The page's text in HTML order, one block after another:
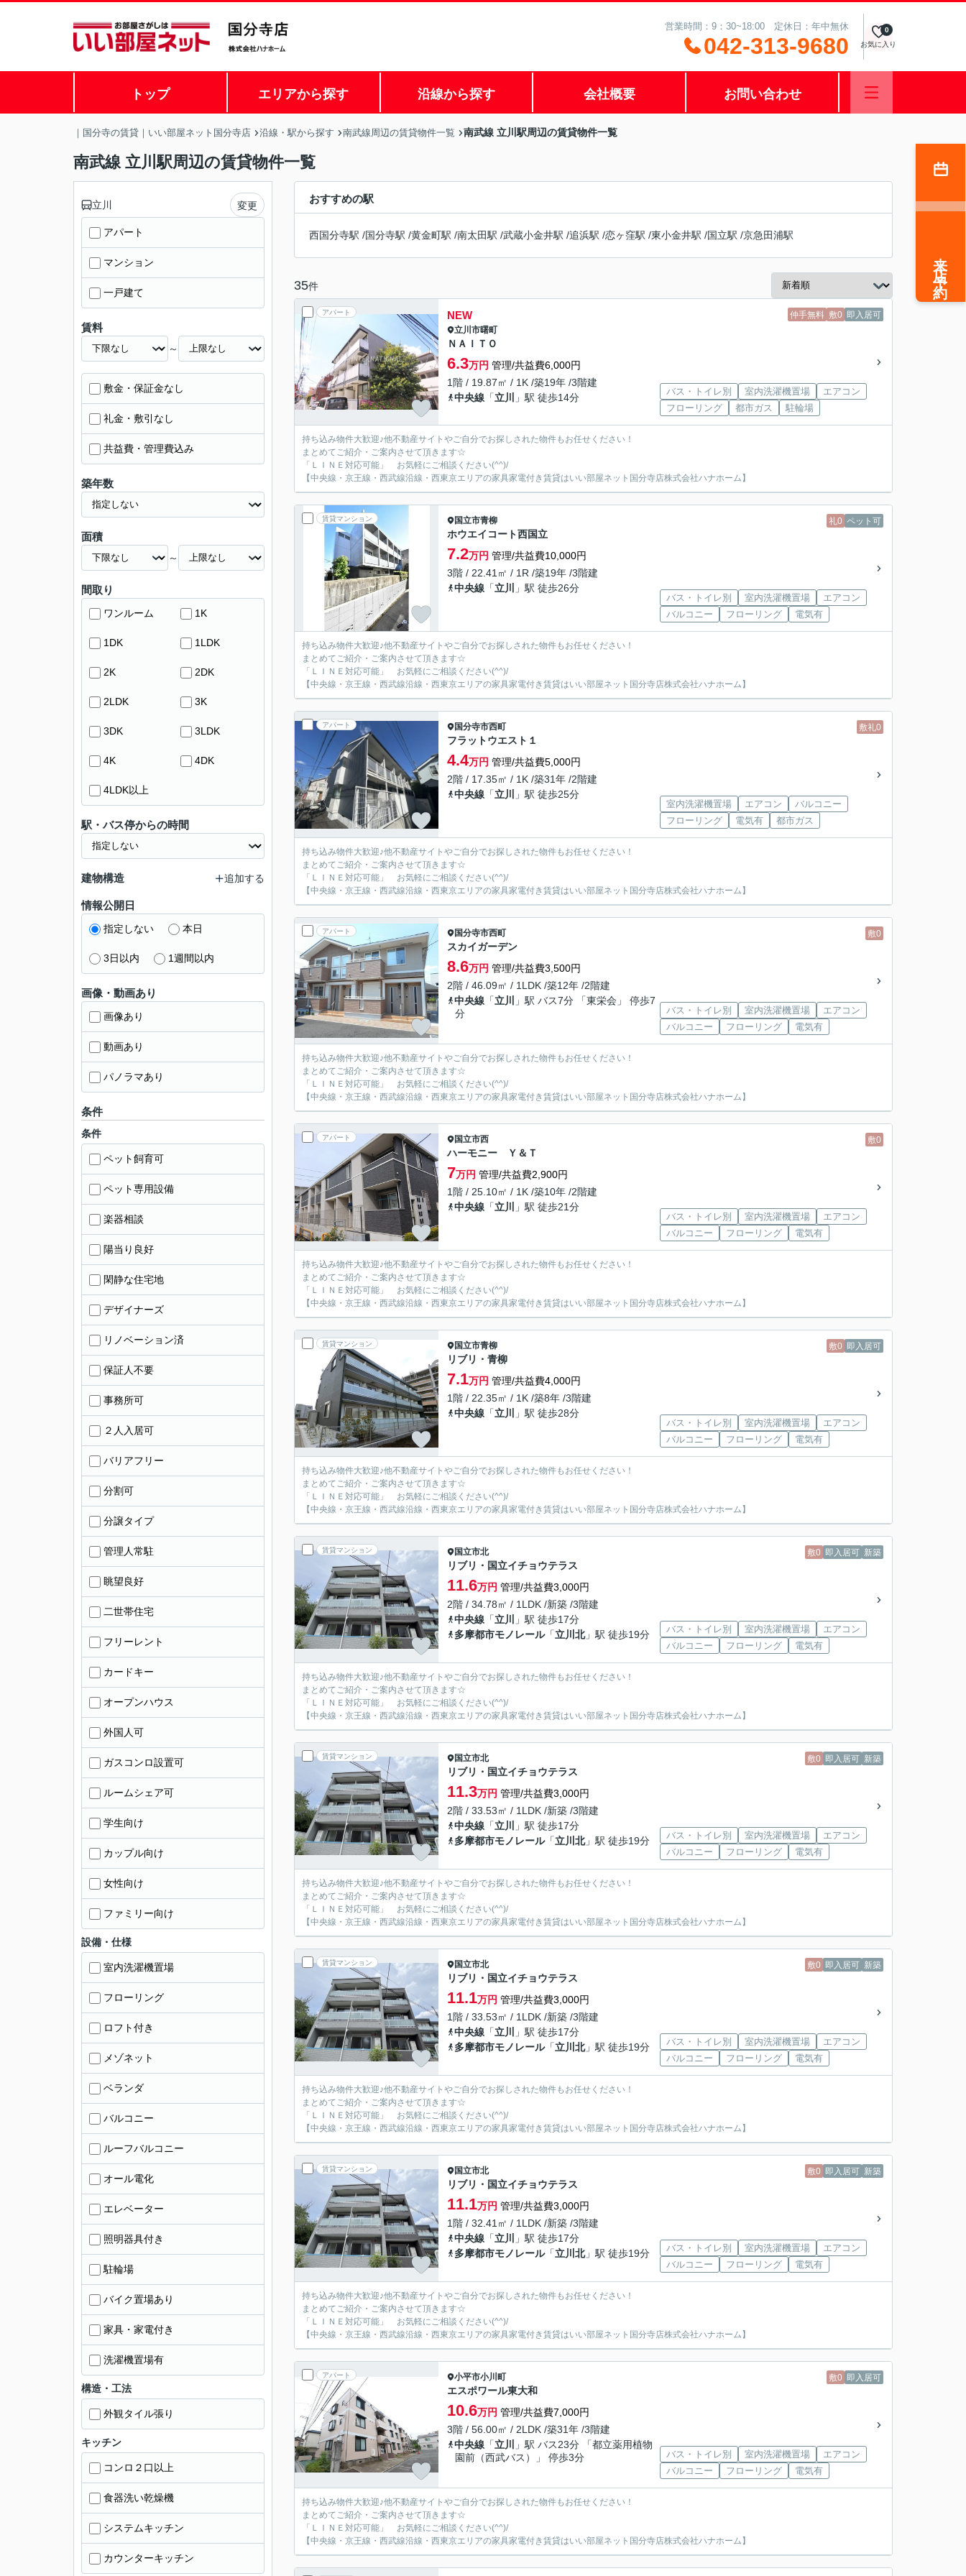
営業時間：9：30~18:00 定休日：年中無休
042-313-9680 お気に入り
0
トップ エリアから探す 沿線から探す 会社概要 お問い合わせ
｜国分寺の賃貸｜いい部屋ネット国分寺店 沿線・駅から探す 南武線周辺の賃貸物件一覧 南武線 立川駅周辺の賃貸物件一覧
南武線 立川駅周辺の賃貸物件一覧
おすすめの駅
西国分寺駅 /国分寺駅 /黄金町駅 /南太田駅 /武蔵小金井駅 /追浜駅 /恋ヶ窪駅 /東小金井駅 /国立駅 /京急田浦駅
35件
アパート 仲手無料 敷0 即入居可
NEW
立川市曙町
ＮＡＩＴＯ
6.3万円 管理/共益費6,000円
1階 / 19.87㎡ / 1K /築19年 /3階建
中央線 「立川 」駅 徒歩14分
バス・トイレ別 室内洗濯機置場
エアコン
フローリング
都市ガス 駐輪場
持ち込み物件大歓迎♪他不動産サイトやご自分でお探しされた物件もお任せください！
まとめてご紹介・ご案内させて頂きます☆
「ＬＩＮＥ対応可能」 お気軽にご相談ください(^^)/
【中央線・京王線・西武線沿線・西東京エリアの家具家電付き賃貸はいい部屋ネット国分寺店株式会社ハナホーム】
賃貸マンション 礼0 ペット可
国立市青柳
ホウエイコート西国立
7.2万円 管理/共益費10,000円
3階 / 22.41㎡ / 1R /築19年 /3階建
中央線 「立川 」駅 徒歩26分
バス・トイレ別 室内洗濯機置場
エアコン
バルコニー
フローリング 電気有
持ち込み物件大歓迎♪他不動産サイトやご自分でお探しされた物件もお任せください！
まとめてご紹介・ご案内させて頂きます☆
「ＬＩＮＥ対応可能」 お気軽にご相談ください(^^)/
【中央線・京王線・西武線沿線・西東京エリアの家具家電付き賃貸はいい部屋ネット国分寺店株式会社ハナホーム】
アパート 敷礼0
国分寺市西町
フラットウエスト１
4.4万円 管理/共益費5,000円
2階 / 17.35㎡ / 1K /築31年 /2階建
中央線 「立川 」駅 徒歩25分
室内洗濯機置場 エアコン
バルコニー
フローリング
電気有 都市ガス
持ち込み物件大歓迎♪他不動産サイトやご自分でお探しされた物件もお任せください！
まとめてご紹介・ご案内させて頂きます☆
「ＬＩＮＥ対応可能」 お気軽にご相談ください(^^)/
【中央線・京王線・西武線沿線・西東京エリアの家具家電付き賃貸はいい部屋ネット国分寺店株式会社ハナホーム】
アパート 敷0
国分寺市西町
スカイガーデン
8.6万円 管理/共益費3,500円
2階 / 46.09㎡ / 1LDK /築12年 /2階建
中央線 「立川
」駅 バス7分 「東栄会」 停歩7
分
バス・トイレ別 室内洗濯機置場
エアコン
バルコニー
フローリング 電気有
持ち込み物件大歓迎♪他不動産サイトやご自分でお探しされた物件もお任せください！
まとめてご紹介・ご案内させて頂きます☆
「ＬＩＮＥ対応可能」 お気軽にご相談ください(^^)/
【中央線・京王線・西武線沿線・西東京エリアの家具家電付き賃貸はいい部屋ネット国分寺店株式会社ハナホーム】
アパート 敷0
国立市西
ハーモニー Ｙ＆Ｔ
7万円 管理/共益費2,900円
1階 / 25.10㎡ / 1K /築10年 /2階建
中央線 「立川 」駅 徒歩21分
バス・トイレ別 室内洗濯機置場
エアコン
バルコニー
フローリング 電気有
持ち込み物件大歓迎♪他不動産サイトやご自分でお探しされた物件もお任せください！
まとめてご紹介・ご案内させて頂きます☆
「ＬＩＮＥ対応可能」 お気軽にご相談ください(^^)/
【中央線・京王線・西武線沿線・西東京エリアの家具家電付き賃貸はいい部屋ネット国分寺店株式会社ハナホーム】
賃貸マンション 敷0 即入居可
国立市青柳
リブリ・青柳
7.1万円 管理/共益費4,000円
1階 / 22.35㎡ / 1K /築8年 /3階建
中央線 「立川 」駅 徒歩28分
バス・トイレ別 室内洗濯機置場
エアコン
バルコニー
フローリング 電気有
持ち込み物件大歓迎♪他不動産サイトやご自分でお探しされた物件もお任せください！
まとめてご紹介・ご案内させて頂きます☆
「ＬＩＮＥ対応可能」 お気軽にご相談ください(^^)/
【中央線・京王線・西武線沿線・西東京エリアの家具家電付き賃貸はいい部屋ネット国分寺店株式会社ハナホーム】
賃貸マンション 敷0 即入居可 新築
国立市北
リブリ・国立イチョウテラス
11.6万円 管理/共益費3,000円
2階 / 34.78㎡ / 1LDK /新築 /3階建
中央線 「立川
」駅 徒歩17分
多摩都市モノレール「立川北」駅 徒歩19分 バス・トイレ別 室内洗濯機置場
エアコン
バルコニー
フローリング 電気有
持ち込み物件大歓迎♪他不動産サイトやご自分でお探しされた物件もお任せください！
まとめてご紹介・ご案内させて頂きます☆
「ＬＩＮＥ対応可能」 お気軽にご相談ください(^^)/
【中央線・京王線・西武線沿線・西東京エリアの家具家電付き賃貸はいい部屋ネット国分寺店株式会社ハナホーム】
賃貸マンション 敷0 即入居可 新築
国立市北
リブリ・国立イチョウテラス
11.3万円 管理/共益費3,000円
2階 / 33.53㎡ / 1LDK /新築 /3階建
中央線 「立川
」駅 徒歩17分
多摩都市モノレール「立川北」駅 徒歩19分 バス・トイレ別 室内洗濯機置場
エアコン
バルコニー
フローリング 電気有
持ち込み物件大歓迎♪他不動産サイトやご自分でお探しされた物件もお任せください！
まとめてご紹介・ご案内させて頂きます☆
「ＬＩＮＥ対応可能」 お気軽にご相談ください(^^)/
【中央線・京王線・西武線沿線・西東京エリアの家具家電付き賃貸はいい部屋ネット国分寺店株式会社ハナホーム】
賃貸マンション 敷0 即入居可 新築
国立市北
リブリ・国立イチョウテラス
11.1万円 管理/共益費3,000円
1階 / 33.53㎡ / 1LDK /新築 /3階建
中央線 「立川
」駅 徒歩17分
多摩都市モノレール「立川北」駅 徒歩19分 バス・トイレ別 室内洗濯機置場
エアコン
バルコニー
フローリング 電気有
持ち込み物件大歓迎♪他不動産サイトやご自分でお探しされた物件もお任せください！
まとめてご紹介・ご案内させて頂きます☆
「ＬＩＮＥ対応可能」 お気軽にご相談ください(^^)/
【中央線・京王線・西武線沿線・西東京エリアの家具家電付き賃貸はいい部屋ネット国分寺店株式会社ハナホーム】
賃貸マンション 敷0 即入居可 新築
国立市北
リブリ・国立イチョウテラス
11.1万円 管理/共益費3,000円
1階 / 32.41㎡ / 1LDK /新築 /3階建
中央線 「立川
」駅 徒歩17分
多摩都市モノレール「立川北」駅 徒歩19分 バス・トイレ別 室内洗濯機置場
エアコン
バルコニー
フローリング 電気有
持ち込み物件大歓迎♪他不動産サイトやご自分でお探しされた物件もお任せください！
まとめてご紹介・ご案内させて頂きます☆
「ＬＩＮＥ対応可能」 お気軽にご相談ください(^^)/
【中央線・京王線・西武線沿線・西東京エリアの家具家電付き賃貸はいい部屋ネット国分寺店株式会社ハナホーム】
アパート 敷0 即入居可
小平市小川町
エスポワール東大和
10.6万円 管理/共益費7,000円
3階 / 56.00㎡ / 2LDK /築31年 /3階建
中央線 「立川
」駅 バス23分 「都立薬用植物
園前（西武バス）」 停歩3分
バス・トイレ別 室内洗濯機置場
エアコン
バルコニー
フローリング 電気有
持ち込み物件大歓迎♪他不動産サイトやご自分でお探しされた物件もお任せください！
まとめてご紹介・ご案内させて頂きます☆
「ＬＩＮＥ対応可能」 お気軽にご相談ください(^^)/
【中央線・京王線・西武線沿線・西東京エリアの家具家電付き賃貸はいい部屋ネット国分寺店株式会社ハナホーム】
立川 変更
アパート
マンション
一戸建て
賃料
～
敷金・保証金なし
礼金・敷引なし
共益費・管理費込み
築年数
面積
～
間取り
ワンルーム 1K
1DK 1LDK
2K 2DK
2LDK 3K
3DK 3LDK
4K 4DK
4LDK以上
駅・バス停からの時間
建物構造 追加する
情報公開日
指定しない 本日
3日以内 1週間以内
画像・動画あり
画像あり
動画あり
パノラマあり
条件
条件
ペット飼育可
ペット専用設備
楽器相談
陽当り良好
閑静な住宅地
デザイナーズ
リノベーション済
保証人不要
事務所可
２人入居可
バリアフリー
分割可
分譲タイプ
管理人常駐
眺望良好
二世帯住宅
フリーレント
カードキー
オープンハウス
外国人可
ガスコンロ設置可
ルームシェア可
学生向け
カップル向け
女性向け
ファミリー向け
設備・仕様
室内洗濯機置場
フローリング
ロフト付き
メゾネット
ベランダ
バルコニー
ルーフバルコニー
オール電化
エレベーター
照明器具付き
駐輪場
バイク置場あり
家具・家電付き
洗濯機置場有
構造・工法
外観タイル張り
キッチン
コンロ２口以上
食器洗い乾燥機
システムキッチン
カウンターキッチン
来店予約